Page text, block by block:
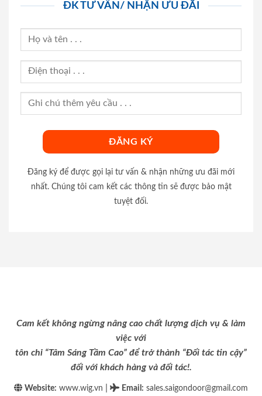
ĐK TƯ VẤN/ NHẬN ƯU ĐÃI
Đăng ký để được gọi lại tư vấn & nhận những ưu đãi mới
nhất. Chúng tôi cam kết các thông tin sẽ được bảo mật
tuyệt đối.
Cam kết không ngừng nâng cao chất lượng dịch vụ & làm
việc với
tôn chỉ “Tâm Sáng Tầm Cao” để trở thành “Đối tác tin cậy”
đối với khách hàng và đối tác!.
Website: www.wig.vn Email : sales.saigondoor@gmail.com